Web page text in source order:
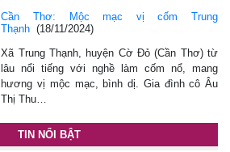
Cần Thơ: Mộc mạc vị cốm Trung
Thạnh (18/11/2024)
Xã Trung Thạnh, huyện Cờ Đỏ (Cần Thơ) từ
lâu nổi tiếng với nghề làm cốm nổ, mang
hương vị mộc mạc, bình dị. Gia đình cô Âu
Thị Thu…
TIN NỔI BẬT